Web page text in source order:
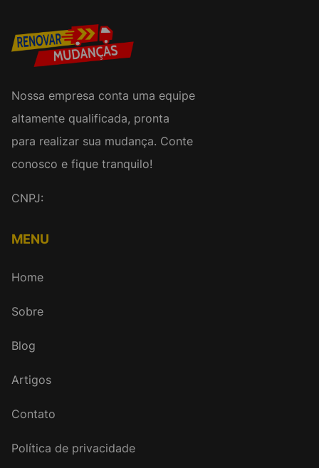
Nossa empresa conta uma equipe
altamente qualificada, pronta
para realizar sua mudança. Conte
conosco e fique tranquilo!
CNPJ:
MENU
Home
Sobre
Blog
Artigos
Contato
Política de privacidade